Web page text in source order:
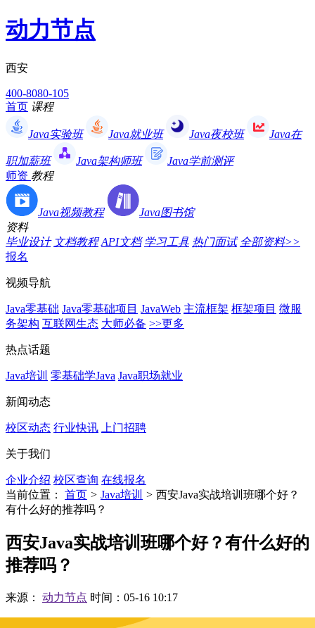
动力节点
西安
400-8080-105
首页 课程
Java实验班 Java就业班 Java夜校班 Java在
职加薪班 Java架构师班
Java学前测评
师资 教程
Java视频教程
Java图书馆
资料
毕业设计 文档教程 API文档 学习工具 热门面试 全部资料>>
报名
视频导航
Java零基础 Java零基础项目 JavaWeb 主流框架 框架项目 微服
务架构 互联网生态 大师必备 >>更多
热点话题
Java培训 零基础学Java Java职场就业
新闻动态
校区动态 行业快讯 上门招聘
关于我们
企业介绍 校区查询 在线报名
当前位置：
首页 > Java培训 > 西安Java实战培训班哪个好？
有什么好的推荐吗？
西安Java实战培训班哪个好？有什么好的
推荐吗？
来源： 动力节点 时间：05-16 10:17